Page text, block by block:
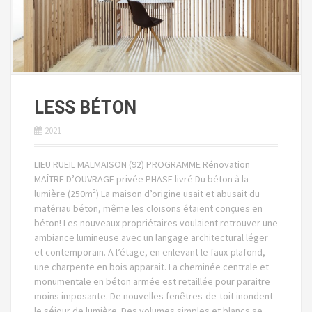
LESS BÉTON
2021
LIEU RUEIL MALMAISON (92) PROGRAMME Rénovation
MAÎTRE D’OUVRAGE privée PHASE livré Du béton à la
lumière (250m²) La maison d’origine usait et abusait du
matériau béton, même les cloisons étaient conçues en
béton! Les nouveaux propriétaires voulaient retrouver une
ambiance lumineuse avec un langage architectural léger
et contemporain. A l’étage, en enlevant le faux-plafond,
une charpente en bois apparait. La cheminée centrale et
monumentale en béton armée est retaillée pour paraitre
moins imposante. De nouvelles fenêtres-de-toit inondent